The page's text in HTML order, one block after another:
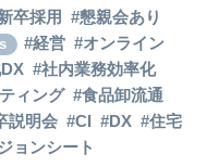
卒採用 #懇親会あり
#経営 #オンライン
#社内業務効率化
ィング #食品卸流通
説明会 #CI #DX #住宅
ョンシート